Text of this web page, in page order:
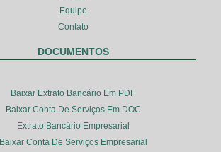
Equipe
Contato
DOCUMENTOS
Baixar Extrato Bancário Em PDF
Baixar Conta De Serviços Em DOC
Extrato Bancário Empresarial
Baixar Conta De Serviços Empresarial